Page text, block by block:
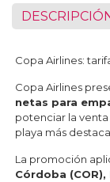
Copa Airlines:
Copa Airlines
netas para
potenciar la
playa más
La promoción
Córdoba (COR),